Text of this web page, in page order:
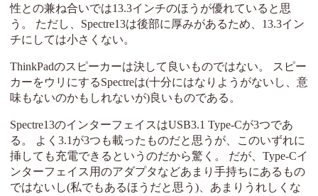
性との兼ね合いでは13.3インチのほうが優れていると思
う。 ただし、Spectre13は後部に厚みがあるため、13.3イン
チにしては小さくない。
ThinkPadのスピーカーは決して良いものではない。 スピー
カーをウリにするSpectreは(十分にはなりようがないし、意
味もないのかもしれないが)良いものである。
Spectre13のインターフェイスはUSB3.1 Type-Cが3つであ
る。 よく3.1が3つも載ったものだと思うが、このいずれに
挿しても充電できるというのだから驚く。 だが、Type-Cイ
ンターフェイス用のアダプタなどあまり手持ちにあるもの
ではないし(私でもあるほうだと思う)、あまりうれしくな